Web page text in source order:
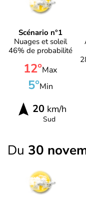
Scénario n°1
Nuages et soleil
46% de probabilité
12°Max
5°Min
20km/h
Sud
Du 30